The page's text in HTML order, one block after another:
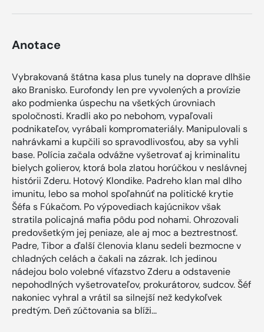
Anotace
Vybrakovaná štátna kasa plus tunely na doprave dlhšie
ako Branisko. Eurofondy len pre vyvolených a provízie
ako podmienka úspechu na všetkých úrovniach
spoločnosti. Kradli ako po nebohom, vypaľovali
podnikateľov, vyrábali kompromateriály. Manipulovali s
nahrávkami a kupčili so spravodlivosťou, aby sa vyhli
base. Polícia začala odvážne vyšetrovať aj kriminalitu
bielych golierov, ktorá bola zlatou horúčkou v neslávnej
histórii Zderu. Hotový Klondike. Padreho klan mal dlho
imunitu, lebo sa mohol spoľahnúť na politické krytie
Šéfa s Fúkačom. Po výpovediach kajúcnikov však
stratila policajná mafia pôdu pod nohami. Ohrozovali
predovšetkým jej peniaze, ale aj moc a beztrestnosť.
Padre, Tibor a ďalší členovia klanu sedeli bezmocne v
chladných celách a čakali na zázrak. Ich jedinou
nádejou bolo volebné víťazstvo Zderu a odstavenie
nepohodlných vyšetrovateľov, prokurátorov, sudcov. Šéf
nakoniec vyhral a vrátil sa silnejší než kedykoľvek
predtým. Deň zúčtovania sa blíži...